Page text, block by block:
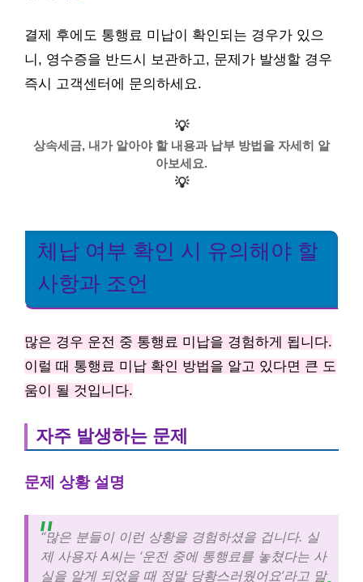
결제 후에도 통행료 미납이 확인되는 경우가 있으
니, 영수증을 반드시 보관하고, 문제가 발생할 경우
즉시 고객센터에 문의하세요.
💡
상속세금, 내가 알아야 할 내용과 납부 방법을 자세히 알
아보세요.
💡
체납 여부 확인 시 유의해야 할
사항과 조언
많은 경우 운전 중 통행료 미납을 경험하게 됩니다.
이럴 때 통행료 미납 확인 방법을 알고 있다면 큰 도
움이 될 것입니다.
자주 발생하는 문제
문제 상황 설명
“많은 분들이 이런 상황을 경험하셨을 겁니다. 실
제 사용자 A씨는 ‘운전 중에 통행료를 놓쳤다는 사
실을 알게 되었을 때 정말 당황스러웠어요’라고 말